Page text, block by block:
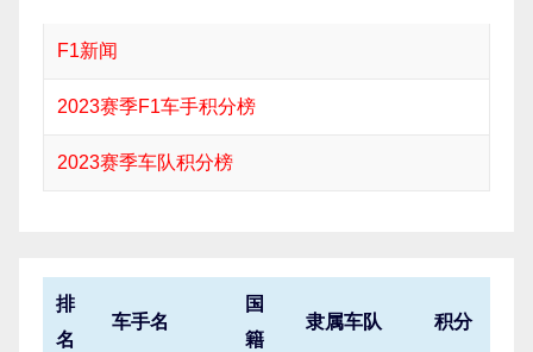
F1新闻
2023赛季F1车手积分榜
2023赛季车队积分榜
排
名
车手名
国
籍
隶属车队 积分